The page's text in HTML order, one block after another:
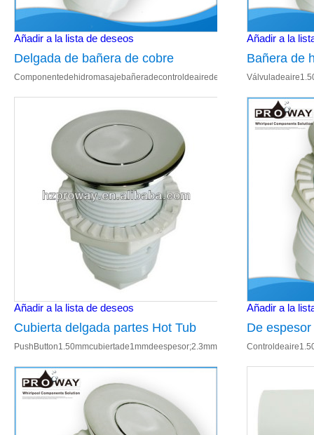
Añadir a la lista de deseos
Delgada de bañera de cobre
amarillo de Control de aire de
hidromasaje de componentes
Componentedehidromasajebañeradecontroldeairedelatónfino
Añadir a la
Bañera de
Control de
Añadir a la lista de deseos
Cubierta delgada partes Hot Tub
bañera de botón
Añadir a la
De
de latón
de Control